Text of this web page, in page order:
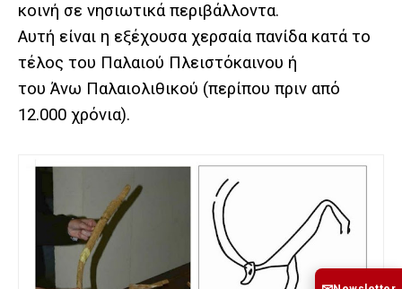
κοινή σε νησιωτικά περιβάλλοντα.
Αυτή είναι η εξέχουσα χερσαία πανίδα κατά το
τέλος του Παλαιού Πλειστόκαινου ή
του Άνω Παλαιολιθικού (περίπου πριν από
12.000 χρόνια).